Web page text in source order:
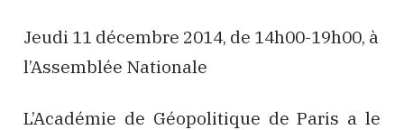
Jeudi 11 décembre 2014, de 14h00-19h00, à
l’Assemblée Nationale
L’Académie de Géopolitique de Paris a le